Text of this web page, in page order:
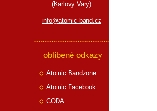
(Karlovy Vary)
info@atomic-band.cz
oblíbené odkazy
Atomic Bandzone
Atomic Facebook
CODA